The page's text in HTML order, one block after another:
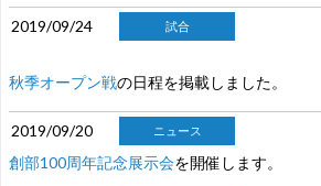
2019/09/24 試合
秋季オープン戦の日程を掲載しました。
2019/09/20 ニュース
創部100周年記念展示会を開催します。